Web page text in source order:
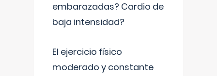
embarazadas? Cardio de
baja intensidad?
El ejercicio físico
moderado y constante